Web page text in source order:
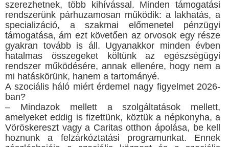
szerezhetnek, több kihívással. Minden támogatási
rendszerünk párhuzamosan működik: a lakhatás, a
specializáció, a szakmai előmenetel pénzügyi
támogatása, ám ezt követően az orvosok egy része
gyakran tovább is áll. Ugyanakkor minden évben
hatalmas összegeket költünk az egészségügyi
rendszer működésére, annak ellenére, hogy nem a
mi hatáskörünk, hanem a tartományé.
A szociális háló miért érdemel nagy figyelmet 2026-
ban?
– Mindazok mellett a szolgáltatások mellett,
amelyeket eddig is fizettünk, köztük a népkonyha, a
Vöröskereszt vagy a Caritas otthon ápolása, be kell
hoznunk a felzárkóztatási programunkat. Ennek